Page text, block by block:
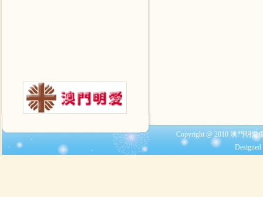
Copyright @ 2010 澳門明愛